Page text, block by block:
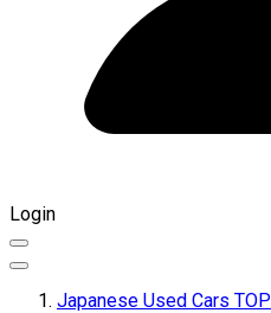
Login
Japanese Used Cars TOP